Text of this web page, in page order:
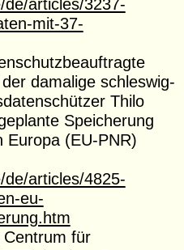
mit-37-
damalige schleswig-
Thilo
Speicherung
Europa (EU-PNR)
articles/4825-
eu-
für